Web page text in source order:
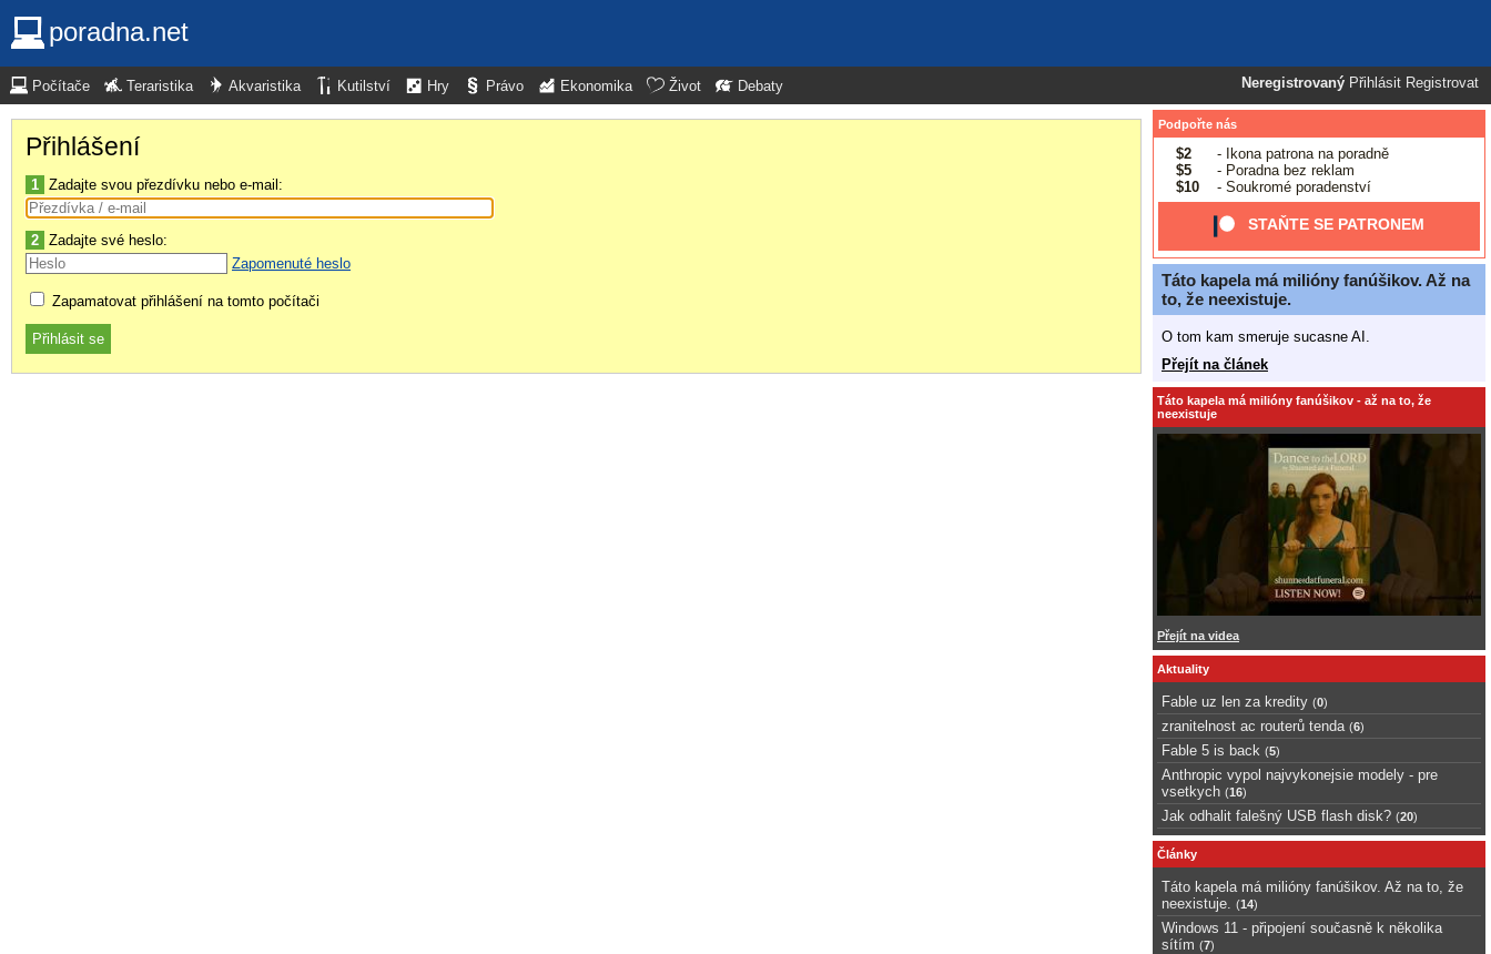
poradna.net
Neregistrovaný Přihlásit Registrovat
Počítače Teraristika Akvaristika Kutilství Hry Právo Ekonomika Život Debaty
Přihlášení
1 Zadajte svou přezdívku nebo e-mail:
2 Zadajte své heslo:
Zapomenuté heslo
Zapamatovat přihlášení na tomto počítači
Podpořte nás
$2
- Ikona patrona na poradně
$5
- Poradna bez reklam
$10
- Soukromé poradenství
STAŇTE SE PATRONEM
Táto kapela má milióny fanúšikov. Až na
to, že neexistuje.
O tom kam smeruje sucasne AI.
Přejít na článek
Táto kapela má milióny fanúšikov - až na to, že
neexistuje
Přejít na videa
Aktuality
Fable uz len za kredity (0)
zranitelnost ac routerů tenda (6)
Fable 5 is back (5)
Anthropic vypol najvykonejsie modely - pre
vsetkych (16)
Jak odhalit falešný USB flash disk? (20)
Články
Táto kapela má milióny fanúšikov. Až na to, že
neexistuje.
(14)
Windows 11 - připojení současně k několika
sítím (7)